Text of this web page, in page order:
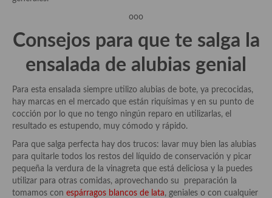
Cocina de Egipto
Cocina de Tunez
Cocina Tailandesa
Cocina Japonesa
Cocina Vietnamita
Cocina camboyana
ooo
Consejos para que te salga la
ensalada de alubias genial
Para esta ensalada siempre utilizo alubias de bote, ya precocidas,
hay marcas en el mercado que están riquísimas y en su punto de
cocción por lo que no tengo ningún reparo en utilizarlas, el
resultado es estupendo, muy cómodo y rápido.
Para que salga perfecta hay dos trucos: lavar muy bien las alubias
para quitarle todos los restos del líquido de conservación y picar
pequeña la verdura de la vinagreta que está deliciosa y la puedes
utilizar para otras comidas, aprovechando su preparación la
tomamos con espárragos blancos de lata, geniales o con cualquier